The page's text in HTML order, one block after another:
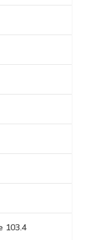
103.4